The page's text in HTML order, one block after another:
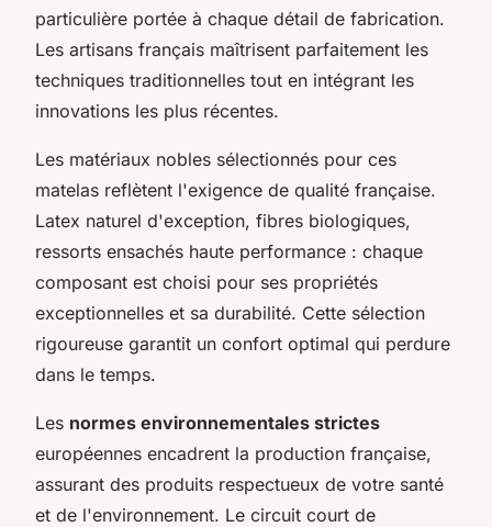
particulière portée à chaque détail de fabrication.
Les artisans français maîtrisent parfaitement les
techniques traditionnelles tout en intégrant les
innovations les plus récentes.
Les matériaux nobles sélectionnés pour ces
matelas reflètent l'exigence de qualité française.
Latex naturel d'exception, fibres biologiques,
ressorts ensachés haute performance : chaque
composant est choisi pour ses propriétés
exceptionnelles et sa durabilité. Cette sélection
rigoureuse garantit un confort optimal qui perdure
dans le temps.
Les normes environnementales strictes
européennes encadrent la production française,
assurant des produits respectueux de votre santé
et de l'environnement. Le circuit court de